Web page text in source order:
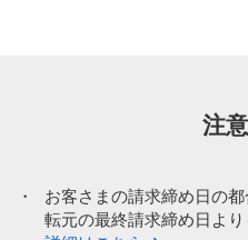
注
・
お客さまの請求締め日の
転元の最終請求締め日より